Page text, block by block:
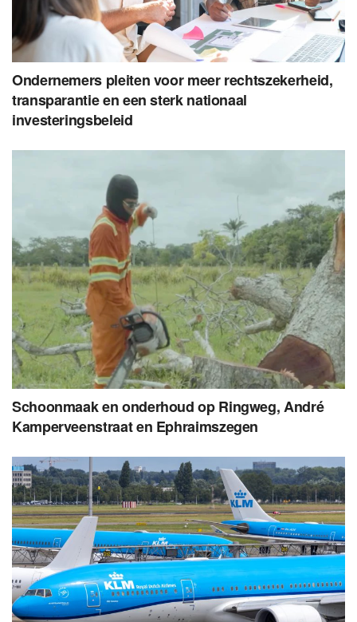
Ondernemers pleiten voor meer rechtszekerheid,
transparantie en een sterk nationaal
investeringsbeleid
Schoonmaak en onderhoud op Ringweg, André
Kamperveenstraat en Ephraimszegen